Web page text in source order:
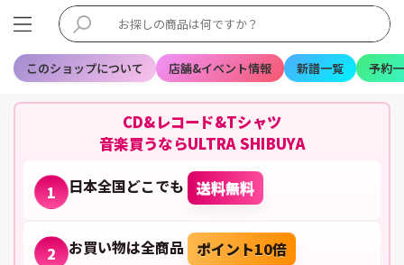
このショップについて 店舗&イベント情報 新譜一覧 予約
CD&レコード&Tシャツ
音楽買うならULTRA SHIBUYA
1 日本全国どこでも 送料無料
2 お買い物は全商品 ポイント10倍